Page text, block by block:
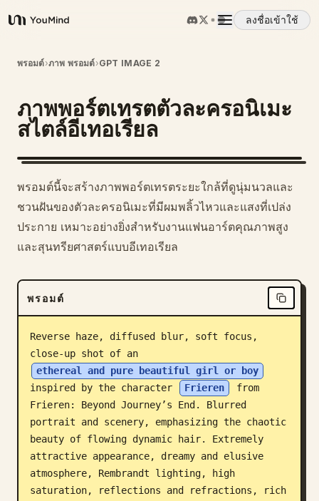
YouMind
ลงชื่อเข้าใช้
ภาพรวม
กรณีการใช้งาน
ทักษะ
พรอมต์
ราคา
ดาวน์โหลด
บล็อก
อัปเดต
พรอมต์›ภาพ พรอมต์›GPT IMAGE 2
ภาพพอร์ตเทรตตัวละครอนิเมะ
สไตล์อีเทอเรียล
พรอมต์นี้จะสร้างภาพพอร์ตเทรตระยะใกล้ที่ดูนุ่มนวลและ
ชวนฝันของตัวละครอนิเมะที่มีผมพลิ้วไหวและแสงที่เปล่ง
ประกาย เหมาะอย่างยิ่งสำหรับงานแฟนอาร์ตคุณภาพสูง
และสุนทรียศาสตร์แบบอีเทอเรียล
พรอมต์
Reverse haze, diffused blur, soft focus,
close-up shot of an
ethereal and pure beautiful girl or boy
inspired by the character
Frieren
from
Frieren: Beyond Journey’s End. Blurred
portrait and scenery, emphasizing the chaotic
beauty of flowing dynamic hair. Extremely
attractive appearance, dreamy and elusive
atmosphere, Rembrandt lighting, high
saturation, reflections and refractions, rich